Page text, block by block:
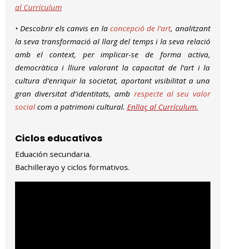
al Currículum
• Descobrir els canvis en la concepció de l’art, analitzant
la seva transformació al llarg del temps i la seva relació
amb el context, per implicar-se de forma activa,
democràtica i lliure valorant la capacitat de l’art i la
cultura d’enriquir la societat, aportant visibilitat a una
gran diversitat d’identitats, amb respecte al seu valor
socialcom a patrimoni cultural. Enllaç al Currículum.
Ciclos educativos
Eduación secundaria.
Bachillerayo y ciclos formativos.